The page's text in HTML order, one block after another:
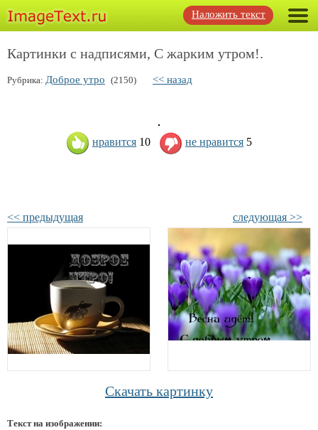
Наложить текст
Картинки с надписями, С жарким утром!.
Рубрика: Доброе утро (2150) << назад
нравится 10 не нравится 5
<< предыдущая следующая >>
Скачать картинку
Текст на изображении: